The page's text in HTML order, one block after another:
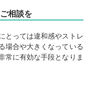
相談を
とっては違和感やストレ
場合や大きくなっている
常に有効な手段となりま